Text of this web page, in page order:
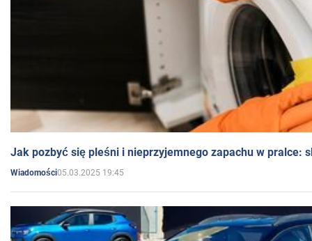
Jak pozbyć się pleśni i nieprzyjemnego zapachu w pralce:
Wiadomości05.03.2025 19:45